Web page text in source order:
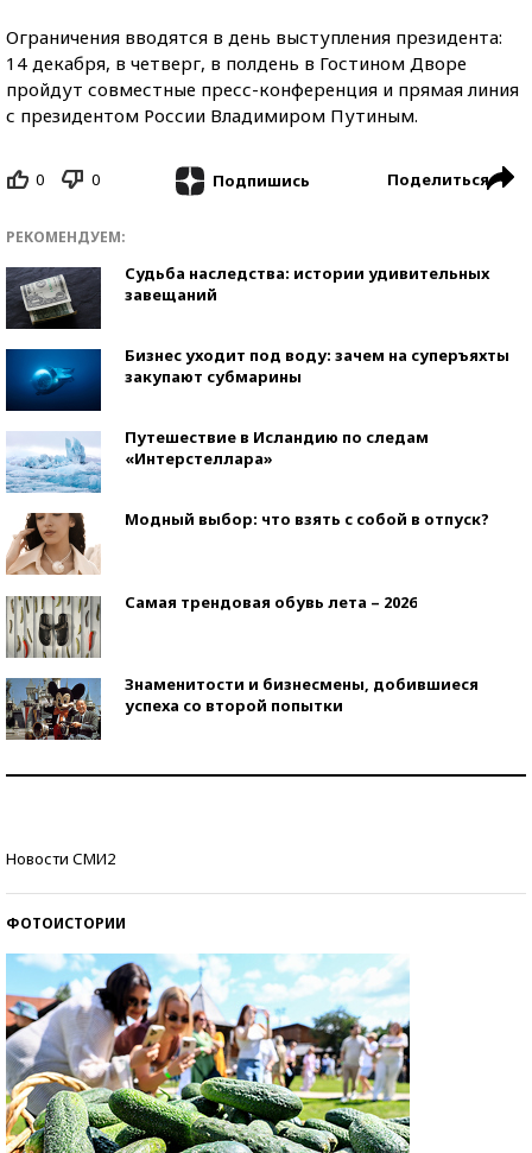
Ограничения вводятся в день выступления президента:
14 декабря, в четверг, в полдень в Гостином Дворе
пройдут совместные пресс-конференция и прямая линия
с президентом России Владимиром Путиным.
0 0 Подпишись Поделиться
РЕКОМЕНДУЕМ:
Судьба наследства: истории удивительных
завещаний
Бизнес уходит под воду: зачем на суперъяхты
закупают субмарины
Путешествие в Исландию по следам
«Интерстеллара»
Модный выбор: что взять с собой в отпуск?
Самая трендовая обувь лета – 2026
Знаменитости и бизнесмены, добившиеся
успеха со второй попытки
Новости СМИ2
ФОТОИСТОРИИ